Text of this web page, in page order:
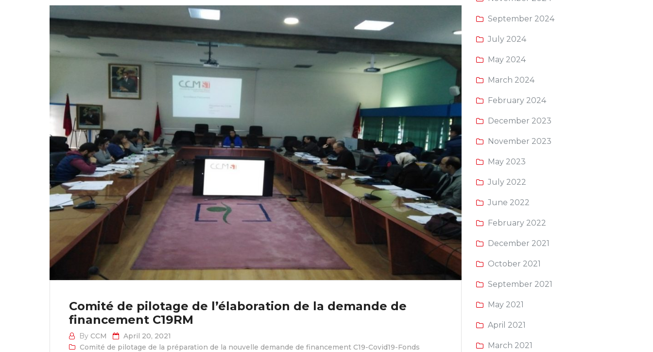
Comité de pilotage de l’élaboration de la demande de
financement C19RM
By CCM
April 20, 2021
Comité de pilotage de la préparation de la nouvelle demande de financement C19-Covid19-Fonds
September 2024
July 2024
May 2024
March 2024
February 2024
December 2023
November 2023
May 2023
July 2022
June 2022
February 2022
December 2021
October 2021
September 2021
May 2021
April 2021
March 2021